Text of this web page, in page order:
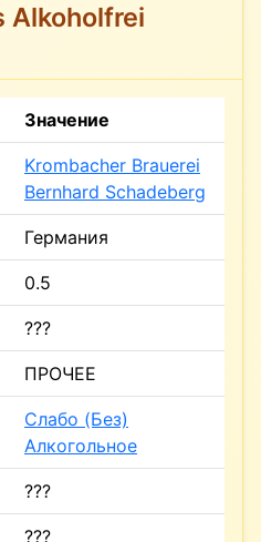
Alkoholfrei
Значение
Krombacher Brauerei
Bernhard Schadeberg
Германия
0.5
???
ПРОЧЕЕ
Слабо (Без)
Алкогольное
???
???